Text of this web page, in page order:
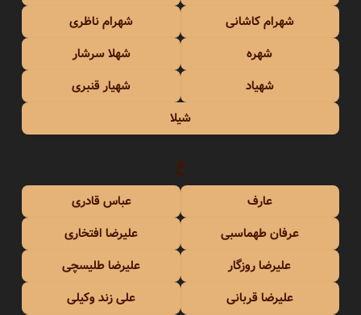
شهرام کاشانی
شهرام ناظری
شهره
شهلا سرشار
شهیاد
شهیار قنبری
شیلا
ع
عارف
عباس قادری
عرفان طهماسبی
علیرضا افتخاری
علیرضا روزگار
علیرضا طلیسچی
علیرضا قربانی
علی زند وکیلی